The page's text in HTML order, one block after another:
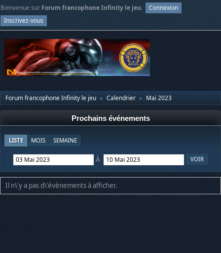
Bienvenue sur Forum francophone Infinity le jeu.
Connexion
Inscrivez-vous
Forum francophone Infinity le jeu ► Calendrier ► Mai 2023
Prochains événements
LISTE MOIS SEMAINE
À
Il n\'y a pas d\'évènements à afficher.